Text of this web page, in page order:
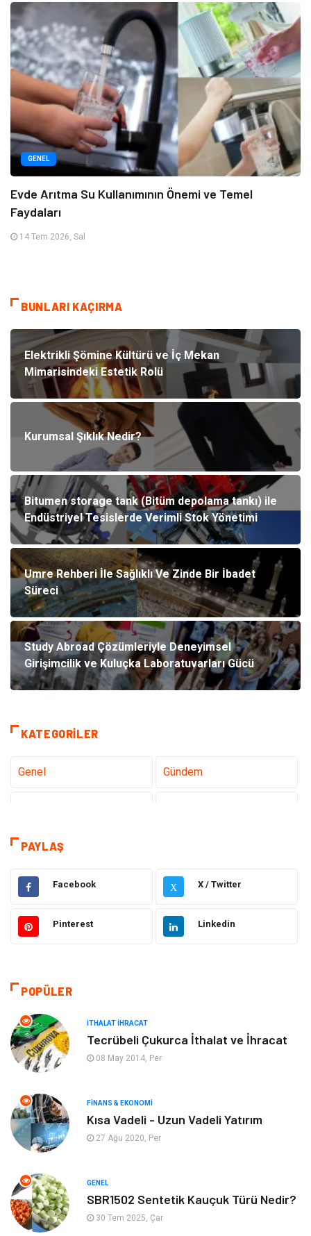
GENEL
Evde Arıtma Su Kullanımının Önemi ve Temel
Faydaları
14 Tem 2026, Sal
BUNLARI KAÇIRMA
Elektrikli Şömine Kültürü ve İç Mekan
Mimarisindeki Estetik Rolü
Kurumsal Şıklık Nedir?
Bitumen storage tank (Bitüm depolama tankı) ile
Endüstriyel Tesislerde Verimli Stok Yönetimi
Umre Rehberi İle Sağlıklı Ve Zinde Bir İbadet
Süreci
Study Abroad Çözümleriyle Deneyimsel
Girişimcilik ve Kuluçka Laboratuvarları Gücü
KATEGORILER
Genel Gündem
Tanıtıcı Reklam
Gıda Elektrik Elektronik
Eğitim & Kariyer Hukuk
Ulaşım ve Taşımacılık
Bilgisayar ve Yazılım
Emlak
Mobilya
Eğitim Kurumları Tatil
Aksesuar Eğlence
Güzellik
PAYLAŞ
Facebook X X / Twitter
Pinterest Linkedin
POPÜLER
İTHALAT İHRACAT
Tecrübeli Çukurca İthalat ve İhracat
08 May 2014, Per
FINANS & EKONOMI
Kısa Vadeli - Uzun Vadeli Yatırım
27 Ağu 2020, Per
GENEL
SBR1502 Sentetik Kauçuk Türü Nedir?
30 Tem 2025, Çar